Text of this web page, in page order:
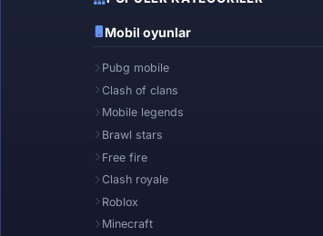
Mobil oyunlar
Pubg mobile
Clash of clans
Mobile legends
Brawl stars
Free fire
Clash royale
Roblox
Minecraft